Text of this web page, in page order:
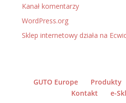
Kanał komentarzy
WordPress.org
Sklep internetowy działa na
GUTO Europe Produkty
Kontakt
e-